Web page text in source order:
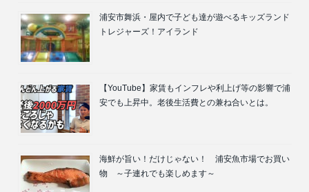
浦安市舞浜・屋内で子ども達が遊べるキッズランド
トレジャーズ！アイランド
【YouTube】家賃もインフレや利上げ等の影響で浦
安でも上昇中。老後生活費との兼ね合いとは。
海鮮が旨い！だけじゃない！ 浦安魚市場でお買い
物 ～子連れでも楽しめます～